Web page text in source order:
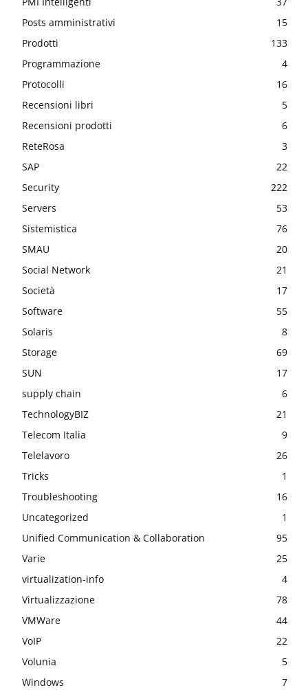
Posts amministrativi
15
Prodotti
133
Programmazione
4
Protocolli
16
Recensioni libri
5
Recensioni prodotti
6
ReteRosa
3
SAP
22
Security
222
Servers
53
Sistemistica
76
SMAU
20
Social Network
21
Società
17
Software
55
Solaris
8
Storage
69
SUN
17
supply chain
6
TechnologyBIZ
21
Telecom Italia
9
Telelavoro
26
Tricks
1
Troubleshooting
16
Uncategorized
1
Unified Communication & Collaboration
95
Varie
25
virtualization-info
4
Virtualizzazione
78
VMWare
44
VoIP
22
Volunia
5
Windows
7